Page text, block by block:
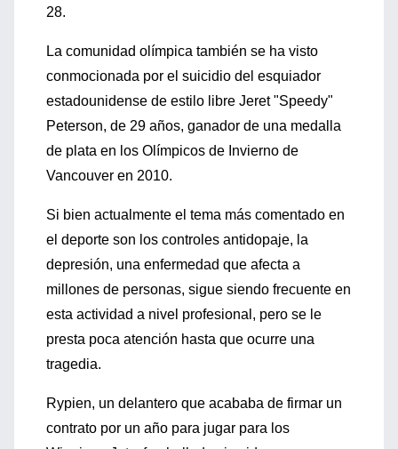
28.
La comunidad olímpica también se ha visto
conmocionada por el suicidio del esquiador
estadounidense de estilo libre Jeret "Speedy"
Peterson, de 29 años, ganador de una medalla
de plata en los Olímpicos de Invierno de
Vancouver en 2010.
Si bien actualmente el tema más comentado en
el deporte son los controles antidopaje, la
depresión, una enfermedad que afecta a
millones de personas, sigue siendo frecuente en
esta actividad a nivel profesional, pero se le
presta poca atención hasta que ocurre una
tragedia.
Rypien, un delantero que acababa de firmar un
contrato por un año para jugar para los